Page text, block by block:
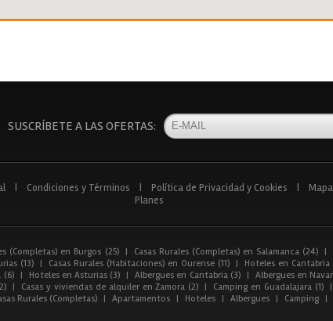
SUSCRÍBETE A LAS OFERTAS:
Condiciones y Términos Política de Privacidad y Cookies
Planes
(Completas) en Burgos (25) | Casas Rurales (Completas) en Salamanca (24) |
(13) | Casas Rurales (Habitaciones) en Ourense (11) | Hoteles en Cantabria
(6) | Hoteles en Asturias (3) | Albergues en Cantabria (3) | Albergues en
| Casas y viviendas de alquiler en Zamora (2) | Camping en Guadalajara (1) |
Rurales (Completas) | Apartamentos | Hoteles | Albergues | Camping |